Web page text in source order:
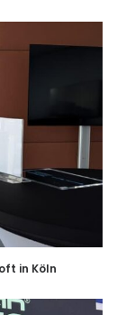
in Köln